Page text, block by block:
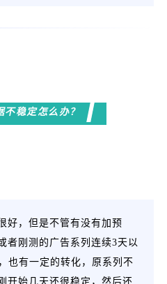
不稳定怎么办？
好，但是不管有没有加预
者刚测的广告系列连续3天以
也有一定的转化，原系列不
开始几天还很稳定，然后还